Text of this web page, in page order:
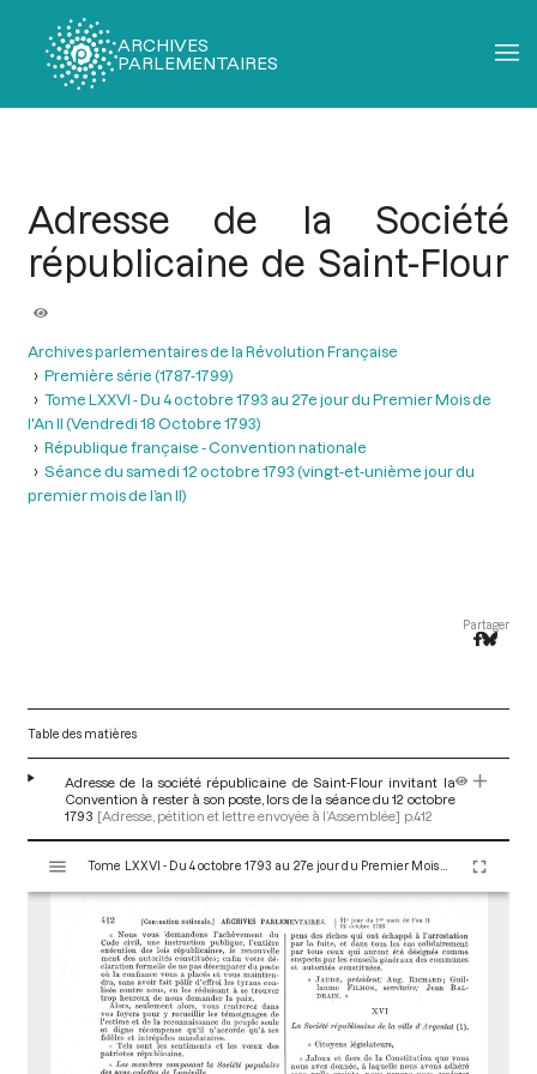
ARCHIVES
PARLEMENTAIRES
Adresse de la Société
républicaine de Saint-Flour
Archives parlementaires de la Révolution Française
Première série (1787-1799)
Tome LXXVI - Du 4 octobre 1793 au 27e jour du Premier Mois de
l'An II (Vendredi 18 Octobre 1793)
République française - Convention nationale
Séance du samedi 12 octobre 1793 (vingt-et-unième jour du
premier mois de l’an II)
Partager
Table des matières
Adresse de la société républicaine de Saint-Flour invitant la
Convention à rester à son poste, lors de la séance du 12 octobre
1793 [Adresse, pétition et lettre envoyée à l’Assemblée] p.412
s